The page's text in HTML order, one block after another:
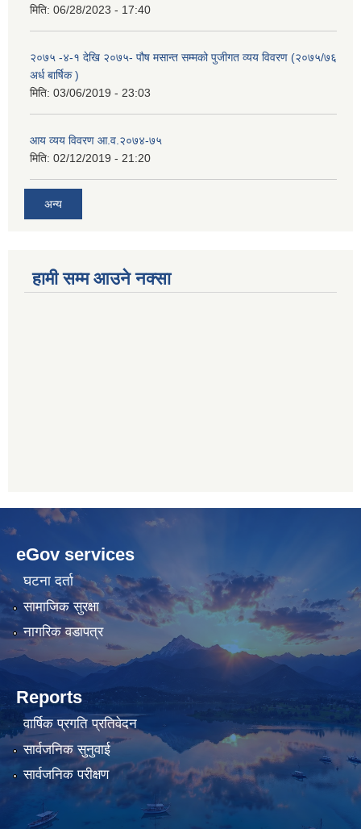
मिति: 06/28/2023 - 17:40
२०७५ -४-१ देखि २०७५- पौष मसान्त सम्मको पुजीगत व्यय विवरण (२०७५/७६
अर्ध बार्षिक )
मिति: 03/06/2019 - 23:03
आय व्यय विवरण आ.व.२०७४-७५
मिति: 02/12/2019 - 21:20
अन्य
हामी सम्म आउने नक्सा
betwild
cratosroyalbet
bahis
siteleri
hdasianporns.net
lunadark.org
bahis
siteleri
eGov services
घटना दर्ता
सामाजिक सुरक्षा
नागरिक वडापत्र
Reports
वार्षिक प्रगति प्रतिवेदन
सार्वजनिक सुनुवाई
सार्वजनिक परीक्षण